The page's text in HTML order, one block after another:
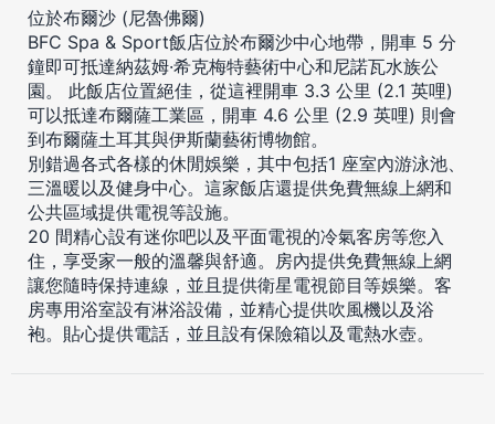
位於布爾沙 (尼魯佛爾)
BFC Spa & Sport飯店位於布爾沙中心地帶，開車 5 分
鐘即可抵達納茲姆·希克梅特藝術中心和尼諾瓦水族公
園。 此飯店位置絕佳，從這裡開車 3.3 公里 (2.1 英哩)
可以抵達布爾薩工業區，開車 4.6 公里 (2.9 英哩) 則會
到布爾薩土耳其與伊斯蘭藝術博物館。
別錯過各式各樣的休閒娛樂，其中包括1 座室內游泳池、
三溫暖以及健身中心。這家飯店還提供免費無線上網和
公共區域提供電視等設施。
20 間精心設有迷你吧以及平面電視的冷氣客房等您入
住，享受家一般的溫馨與舒適。房內提供免費無線上網
讓您隨時保持連線，並且提供衛星電視節目等娛樂。客
房專用浴室設有淋浴設備，並精心提供吹風機以及浴
袍。貼心提供電話，並且設有保險箱以及電熱水壺。